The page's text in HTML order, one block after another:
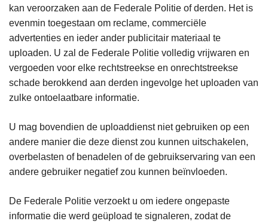
kan veroorzaken aan de Federale Politie of derden. Het is
evenmin toegestaan om reclame, commerciële
advertenties en ieder ander publicitair materiaal te
uploaden. U zal de Federale Politie volledig vrijwaren en
vergoeden voor elke rechtstreekse en onrechtstreekse
schade berokkend aan derden ingevolge het uploaden van
zulke ontoelaatbare informatie.
U mag bovendien de uploaddienst niet gebruiken op een
andere manier die deze dienst zou kunnen uitschakelen,
overbelasten of benadelen of de gebruikservaring van een
andere gebruiker negatief zou kunnen beïnvloeden.
De Federale Politie verzoekt u om iedere ongepaste
informatie die werd geüpload te signaleren, zodat de